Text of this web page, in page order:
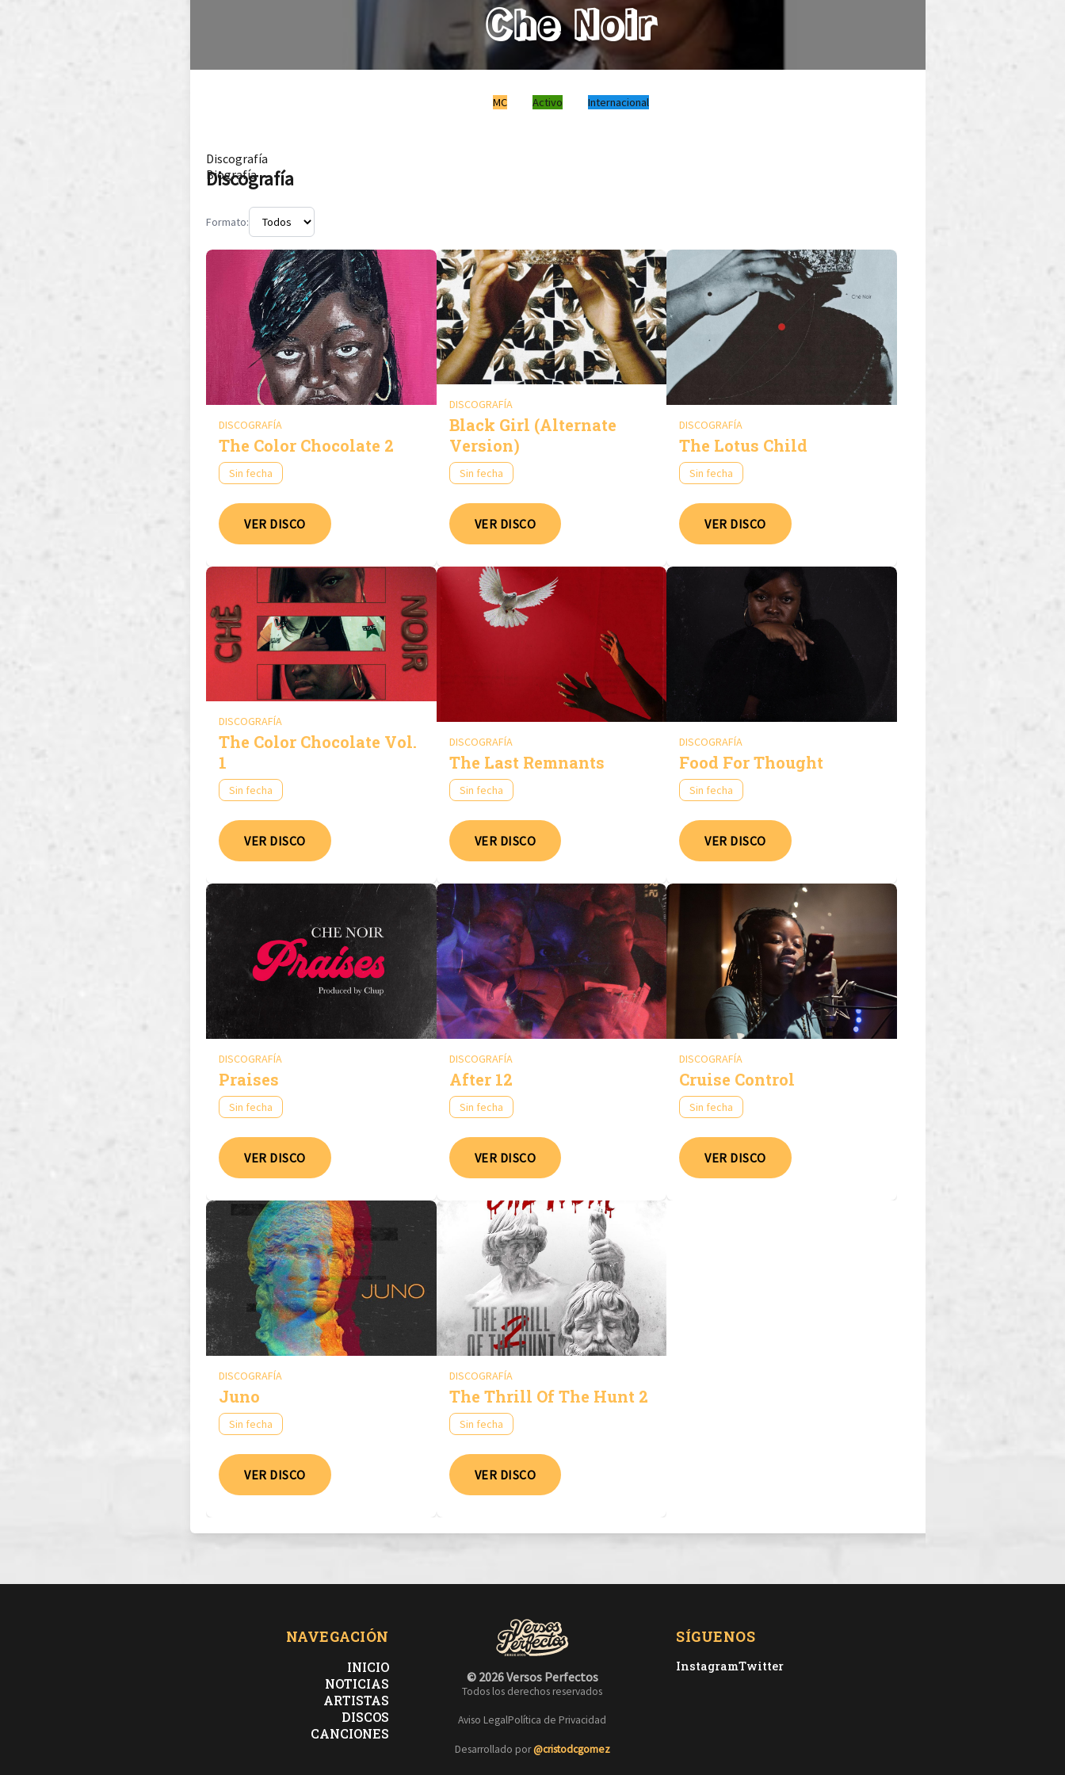
Che Noir
MC Activo Internacional
Discografía
Biografía
Discografía
Formato:
DISCOGRAFÍA
The Color Chocolate 2
Sin fecha
VER DISCO
DISCOGRAFÍA
Black Girl (Alternate
Version)
Sin fecha
VER DISCO
DISCOGRAFÍA
The Lotus Child
Sin fecha
VER DISCO
DISCOGRAFÍA
The Color Chocolate Vol.
1
Sin fecha
VER DISCO
DISCOGRAFÍA
The Last Remnants
Sin fecha
VER DISCO
DISCOGRAFÍA
Food For Thought
Sin fecha
VER DISCO
DISCOGRAFÍA
Praises
Sin fecha
VER DISCO
DISCOGRAFÍA
After 12
Sin fecha
VER DISCO
DISCOGRAFÍA
Cruise Control
Sin fecha
VER DISCO
DISCOGRAFÍA
Juno
Sin fecha
VER DISCO
DISCOGRAFÍA
The Thrill Of The Hunt 2
Sin fecha
VER DISCO
NAVEGACIÓN
INICIO
NOTICIAS
ARTISTAS
DISCOS
CANCIONES
© 2026 Versos Perfectos
Todos los derechos reservados
Aviso LegalPolítica de Privacidad
Desarrollado por@cristodcgomez
SÍGUENOS
InstagramTwitter